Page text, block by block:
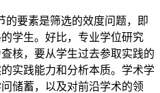
要素是筛选的效度问题，即
学生。好比，专业学位研究
核，要从学生过去参取实践的
实践能力和分析本质。学术学
储蓄，以及对前沿学术的领